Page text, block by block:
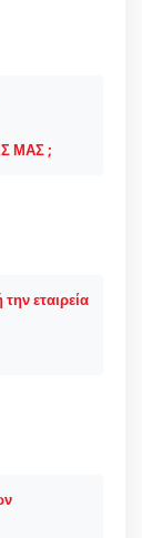
ΜΑΣ ;
εταιρεία